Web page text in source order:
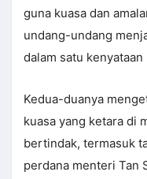
guna kuasa dan
undang-undang
dalam satu
Kedua-duanya
kuasa yang ketara di
bertindak, termasuk
perdana menteri Tan